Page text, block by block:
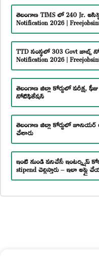
తెలంగాణ TIMS లో 240 Jr.
Notification 2026 |
TTD సంస్థలో 303 Govt జాబ్స్
Notification 2026 |
తెలంగాణ జిల్లా కోర్టులో పరీక్ష,
నోటిఫికేషన్
తెలంగాణ జిల్లా కోర్టులో జూనియర్
చేశారు
ఇంటి నుండి పనిచేసే ఇంటర్న్షిప్
stipend చెల్లిస్తారు – ఇలా అప్లై